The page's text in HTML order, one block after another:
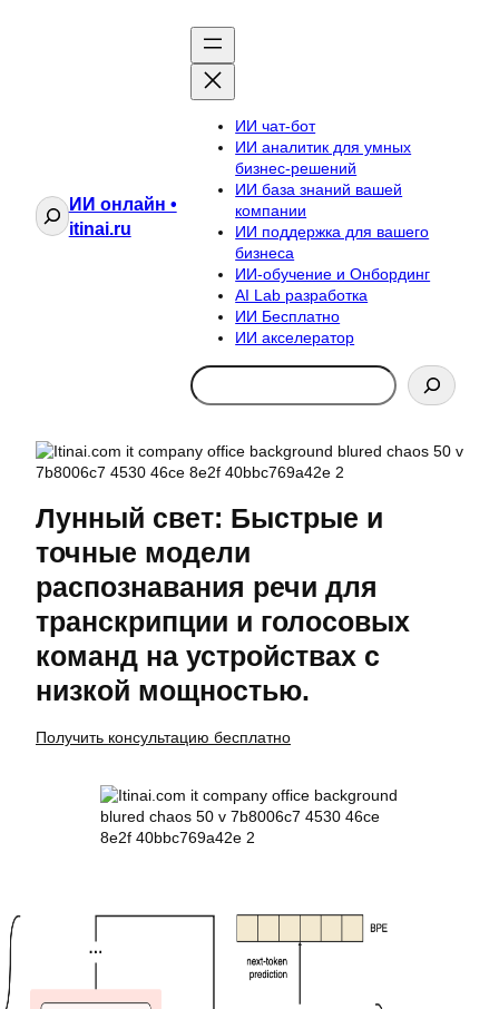
ПоискИИ онлайн •
itinai.ru
ИИ чат-бот
ИИ аналитик для умных
бизнес-решений
ИИ база знаний вашей
компании
ИИ поддержка для вашего
бизнеса
ИИ-обучение и Онбординг
AI Lab разработка
ИИ Бесплатно
ИИ акселератор
Search
Лунный свет: Быстрые и
точные модели
распознавания речи для
транскрипции и голосовых
команд на устройствах с
низкой мощностью.
Получить консультацию бесплатно